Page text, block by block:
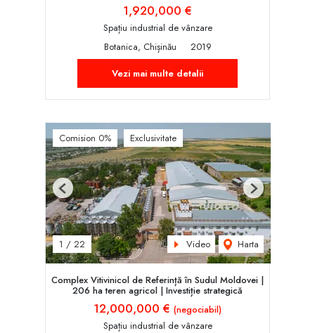
1,920,000 €
Spațiu industrial de vânzare
Botanica, Chișinău
2019
Vezi mai multe detalii
Comision 0% Exclusivitate
1 / 22 Video Harta
Previous Next
Complex Vitivinicol de Referință în Sudul Moldovei |
206 ha teren agricol | Investiție strategică
12,000,000 € (negociabil)
Spațiu industrial de vânzare